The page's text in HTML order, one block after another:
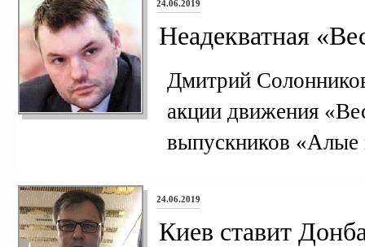
24.06.2019
Неадекватная
Дмитрий
акции движения
выпускников «Алые
24.06.2019
Киев ставит